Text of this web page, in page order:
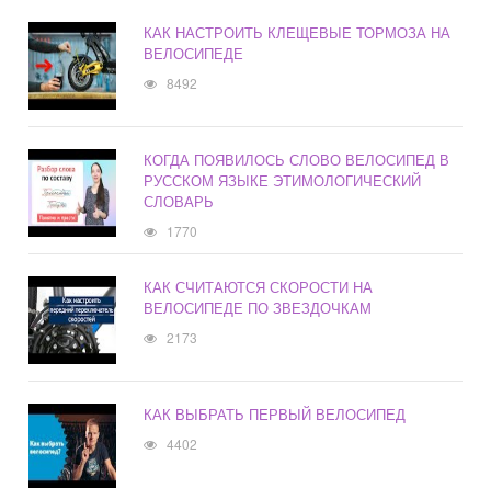
КАК НАСТРОИТЬ КЛЕЩЕВЫЕ ТОРМОЗА НА
ВЕЛОСИПЕДЕ
8492
КОГДА ПОЯВИЛОСЬ СЛОВО ВЕЛОСИПЕД В
РУССКОМ ЯЗЫКЕ ЭТИМОЛОГИЧЕСКИЙ
СЛОВАРЬ
1770
КАК СЧИТАЮТСЯ СКОРОСТИ НА
ВЕЛОСИПЕДЕ ПО ЗВЕЗДОЧКАМ
2173
КАК ВЫБРАТЬ ПЕРВЫЙ ВЕЛОСИПЕД
4402